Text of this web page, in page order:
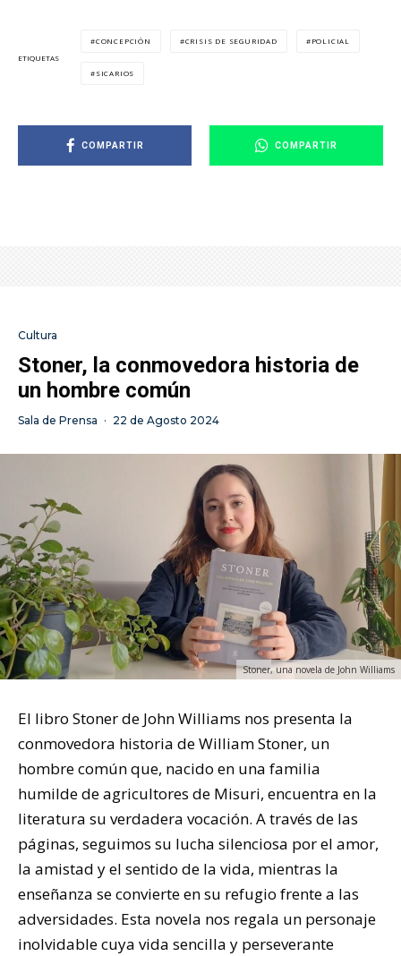
ETIQUETAS
CONCEPCIÓN CRISIS DE SEGURIDAD POLICIAL
SICARIOS
COMPARTIR COMPARTIR
Cultura
Stoner, la conmovedora historia de
un hombre común
Sala de Prensa · 22 de Agosto 2024
Stoner, una novela de John Williams
El libro Stoner de John Williams nos presenta la
conmovedora historia de William Stoner, un
hombre común que, nacido en una familia
humilde de agricultores de Misuri, encuentra en la
literatura su verdadera vocación. A través de las
páginas, seguimos su lucha silenciosa por el amor,
la amistad y el sentido de la vida, mientras la
enseñanza se convierte en su refugio frente a las
adversidades. Esta novela nos regala un personaje
inolvidable cuya vida sencilla y perseverante